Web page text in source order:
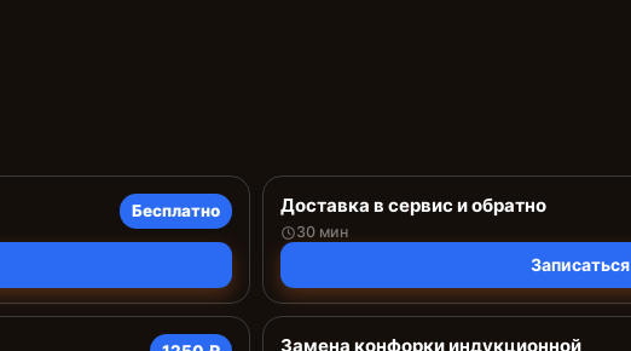
Бесплатно Доставка в сервис и обратно
30 мин
Записаться
Замена конфорки индукционной